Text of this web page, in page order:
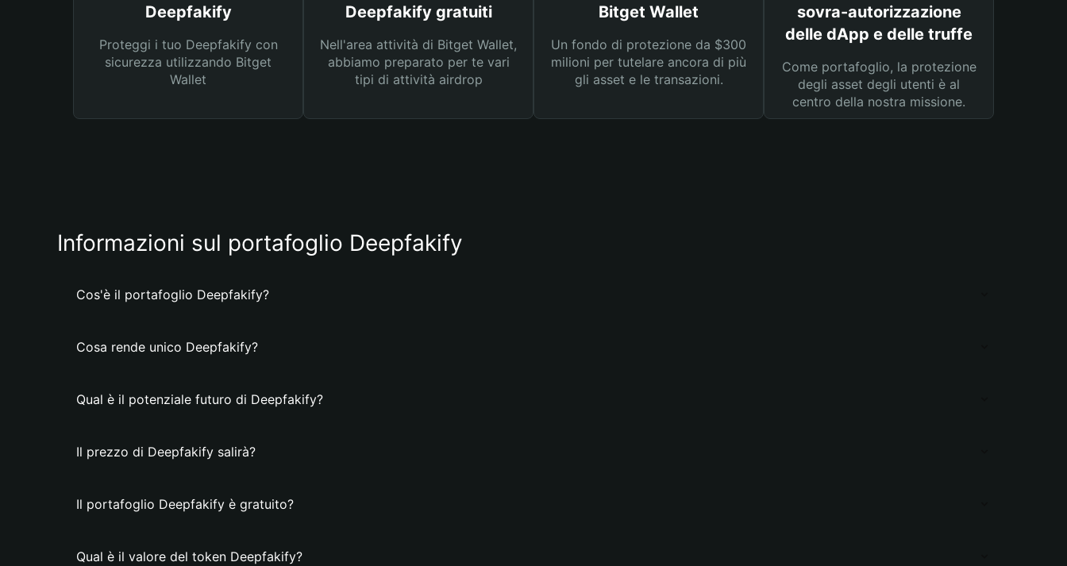
Deepfakify
Proteggi i tuo Deepfakify con
sicurezza utilizzando Bitget
Wallet
Deepfakify gratuiti
Nell'area attività di Bitget Wallet,
abbiamo preparato per te vari
tipi di attività airdrop
Bitget Wallet
Un fondo di protezione da $300
milioni per tutelare ancora di più
gli asset e le transazioni.
sovra-autorizzazione
delle dApp e delle truffe
Come portafoglio, la protezione
degli asset degli utenti è al
centro della nostra missione.
Informazioni sul portafoglio Deepfakify
Cos'è il portafoglio Deepfakify?
Cosa rende unico Deepfakify?
Qual è il potenziale futuro di Deepfakify?
Il prezzo di Deepfakify salirà?
Il portafoglio Deepfakify è gratuito?
Qual è il valore del token Deepfakify?